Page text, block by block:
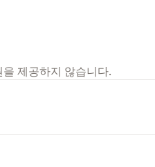
제공하지 않습니다.